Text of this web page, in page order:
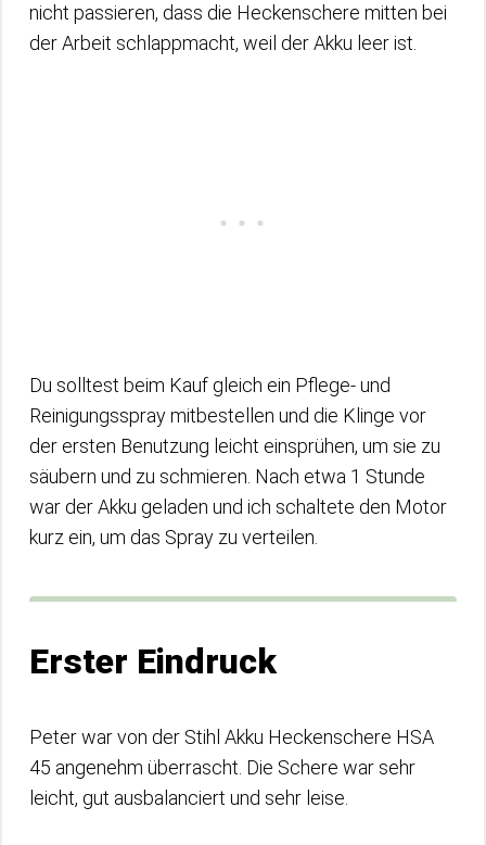
nicht passieren, dass die Heckenschere mitten bei
der Arbeit schlappmacht, weil der Akku leer ist.
Du solltest beim Kauf gleich ein Pflege- und
Reinigungsspray mitbestellen und die Klinge vor
der ersten Benutzung leicht einsprühen, um sie zu
säubern und zu schmieren. Nach etwa 1 Stunde
war der Akku geladen und ich schaltete den Motor
kurz ein, um das Spray zu verteilen.
Erster Eindruck
Peter war von der Stihl Akku Heckenschere HSA
45 angenehm überrascht. Die Schere war sehr
leicht, gut ausbalanciert und sehr leise.